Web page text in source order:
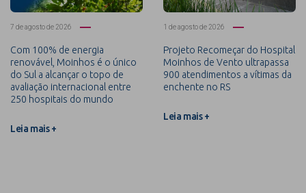
7 de agosto de 2026
Com 100% de energia
renovável, Moinhos é o único
do Sul a alcançar o topo de
avaliação internacional entre
250 hospitais do mundo
Leia mais +
1 de agosto de 2026
Projeto Recomeçar do Hospital
Moinhos de Vento ultrapassa
900 atendimentos a vítimas da
enchente no RS
Leia mais +